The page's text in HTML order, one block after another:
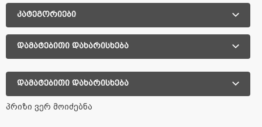
კატეგორიები
დამატებითი დახარისხება
დამატებითი დახარისხება
პრიზი ვერ მოიძებნა